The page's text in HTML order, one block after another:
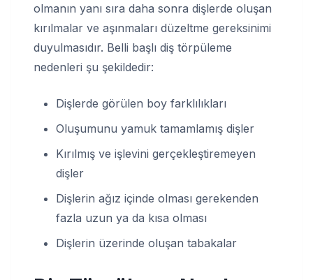
olmanın yanı sıra daha sonra dişlerde oluşan
kırılmalar ve aşınmaları düzeltme gereksinimi
duyulmasıdır. Belli başlı diş törpüleme
nedenleri şu şekildedir:
Dişlerde görülen boy farklılıkları
Oluşumunu yamuk tamamlamış dişler
Kırılmış ve işlevini gerçekleştiremeyen
dişler
Dişlerin ağız içinde olması gerekenden
fazla uzun ya da kısa olması
Dişlerin üzerinde oluşan tabakalar